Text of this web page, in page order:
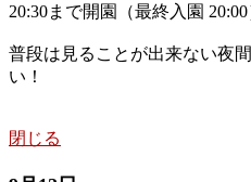
20:30まで開園（最終入園 20:00
普段は見ることが出来ない夜
い！
閉じる